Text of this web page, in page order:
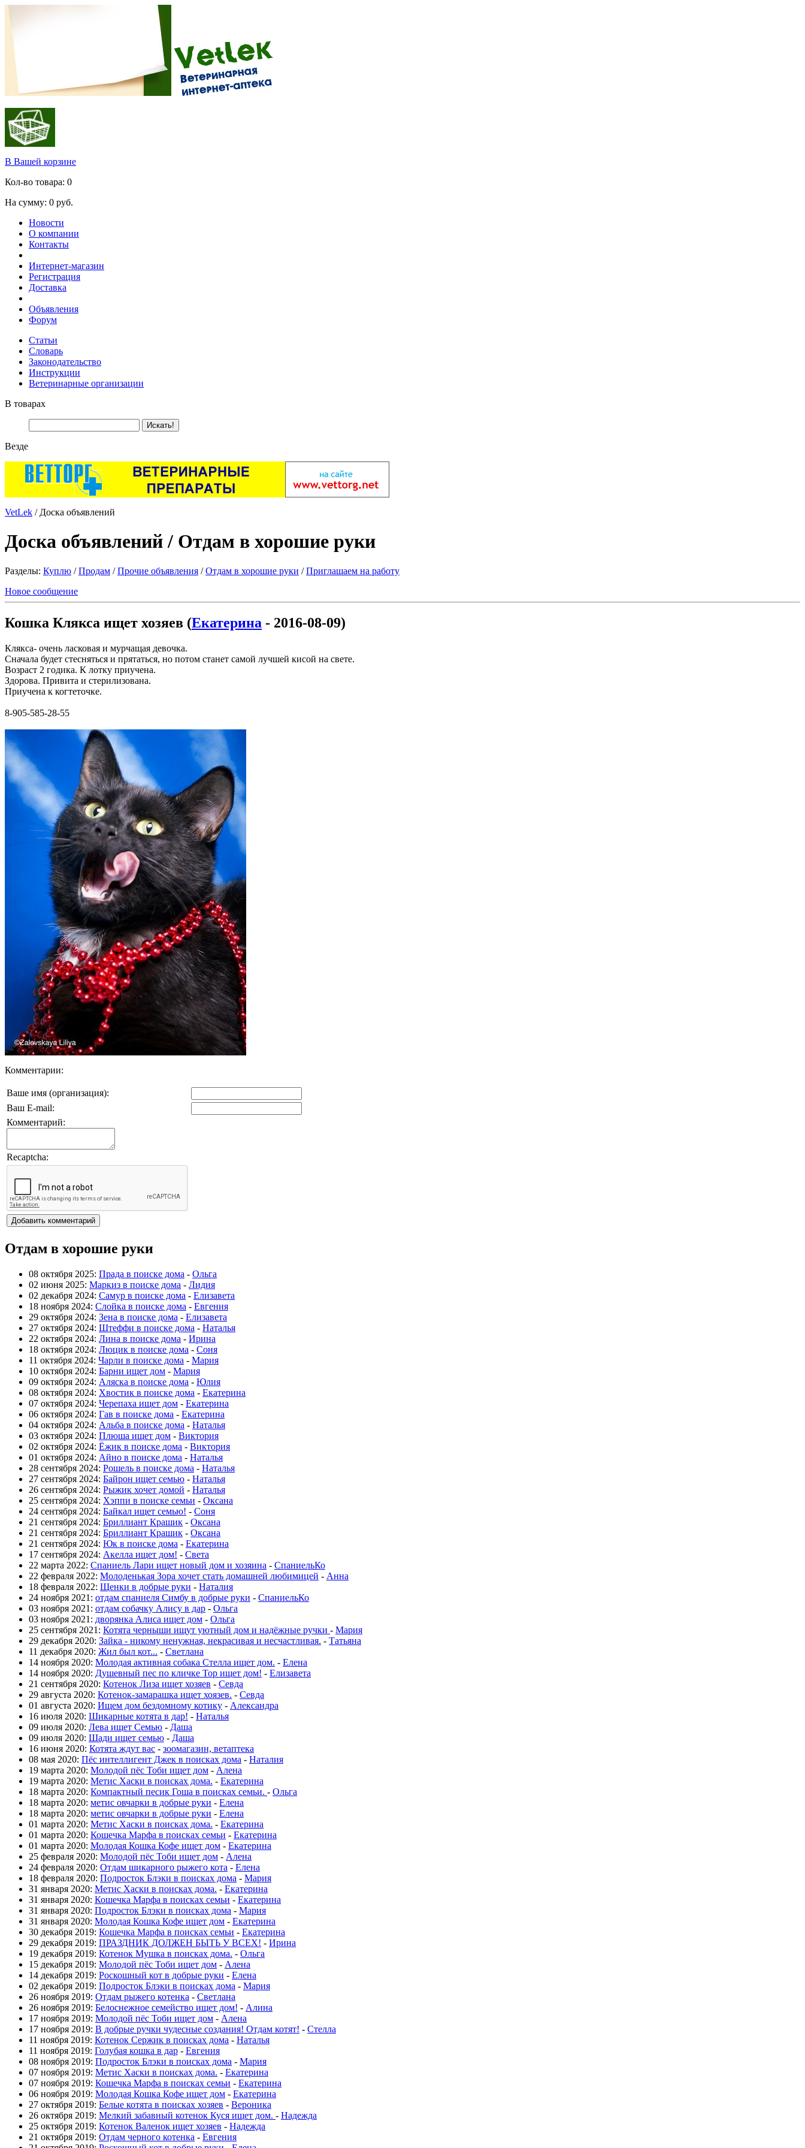
В Вашей корзине
Кол-во товара: 0
На сумму: 0 руб.
Новости
О компании
Контакты
Интернет-магазин
Регистрация
Доставка
Объявления
Форум
Статьи
Словарь
Законодательство
Инструкции
Ветеринарные организации
В товарах
Везде
VetLek / Доска объявлений
Доска объявлений / Отдам в хорошие руки
Разделы: Куплю /Продам /Прочие объявления /Отдам в хорошие руки /Приглашаем на работу
Новое сообщение
Кошка Клякса ищет хозяев (Екатерина - 2016-08-09)
Клякса- очень ласковая и мурчащая девочка.
Сначала будет стесняться и прятаться, но потом станет самой лучшей кисой на свете.
Возраст 2 годика. К лотку приучена.
Здорова. Привита и стерилизована.
Приучена к когтеточке.
8-905-585-28-55
Комментарии:
Ваше имя (организация):
Ваш E-mail:
Комментарий:
Recaptcha:
Отдам в хорошие руки
08 октября 2025: Прада в поиске дома - Ольга
02 июня 2025: Маркиз в поиске дома - Лидия
02 декабря 2024: Самур в поиске дома - Елизавета
18 ноября 2024: Слойка в поиске дома - Евгения
29 октября 2024: Зена в поиске дома - Елизавета
27 октября 2024: Штеффи в поиске дома - Наталья
22 октября 2024: Лина в поиске дома - Ирина
18 октября 2024: Люцик в поиске дома - Соня
11 октября 2024: Чарли в поиске дома - Мария
10 октября 2024: Барни ищет дом - Мария
09 октября 2024: Аляска в поиске дома - Юлия
08 октября 2024: Хвостик в поиске дома - Екатерина
07 октября 2024: Черепаха ищет дом - Екатерина
06 октября 2024: Гав в поиске дома - Екатерина
04 октября 2024: Альба в поиске дома - Наталья
03 октября 2024: Плюша ищет дом - Виктория
02 октября 2024: Ёжик в поиске дома - Виктория
01 октября 2024: Айно в поиске дома - Наталья
28 сентября 2024: Рошель в поиске дома - Наталья
27 сентября 2024: Байрон ищет семью - Наталья
26 сентября 2024: Рыжик хочет домой - Наталья
25 сентября 2024: Хэппи в поиске семьи - Оксана
24 сентября 2024: Байкал ищет семью! - Соня
21 сентября 2024: Бриллиант Крашик - Оксана
21 сентября 2024: Бриллиант Крашик - Оксана
21 сентября 2024: Юк в поиске дома - Екатерина
17 сентября 2024: Акелла ищет дом! - Света
22 марта 2022: Спаниель Лари ищет новый дом и хозяина - СпаниельКо
22 февраля 2022: Молоденькая Зора хочет стать домашней любимицей - Анна
18 февраля 2022: Щенки в добрые руки - Наталия
24 ноября 2021: отдам спаниеля Симбу в добрые руки - СпаниельКо
03 ноября 2021: отдам собачку Алису в дар - Ольга
03 ноября 2021: дворянка Алиса ищет дом - Ольга
25 сентября 2021: Котята черныши ищут уютный дом и надёжные ручки - Мария
29 декабря 2020: Зайка - никому ненужная, некрасивая и несчастливая. - Татьяна
11 декабря 2020: Жил был кот... - Светлана
14 ноября 2020: Молодая активная собака Стелла ищет дом. - Елена
14 ноября 2020: Душевный пес по кличке Тор ищет дом! - Елизавета
21 сентября 2020: Котенок Лиза ищет хозяев - Севда
29 августа 2020: Котенок-замарашка ищет хоязев. - Севда
01 августа 2020: Ищем дом бездомному котику - Александра
16 июля 2020: Шикарные котята в дар! - Наталья
09 июля 2020: Лева ищет Семью - Даша
09 июля 2020: Шади ищет семью - Даша
16 июня 2020: Котята ждут вас - зоомагазин, ветаптека
08 мая 2020: Пёс интеллигент Джек в поисках дома - Наталия
19 марта 2020: Молодой пёс Тоби ищет дом - Алена
19 марта 2020: Метис Хаски в поисках дома. - Екатерина
18 марта 2020: Компактный песик Гоша в поисках семьи. - Ольга
18 марта 2020: метис овчарки в добрые руки - Елена
18 марта 2020: метис овчарки в добрые руки - Елена
01 марта 2020: Метис Хаски в поисках дома. - Екатерина
01 марта 2020: Кошечка Марфа в поисках семьи - Екатерина
01 марта 2020: Молодая Кошка Кофе ищет дом - Екатерина
25 февраля 2020: Молодой пёс Тоби ищет дом - Алена
24 февраля 2020: Отдам шикарного рыжего кота - Елена
18 февраля 2020: Подросток Блэки в поисках дома - Мария
31 января 2020: Метис Хаски в поисках дома. - Екатерина
31 января 2020: Кошечка Марфа в поисках семьи - Екатерина
31 января 2020: Подросток Блэки в поисках дома - Мария
31 января 2020: Молодая Кошка Кофе ищет дом - Екатерина
30 декабря 2019: Кошечка Марфа в поисках семьи - Екатерина
29 декабря 2019: ПРАЗДНИК ДОЛЖЕН БЫТЬ У ВСЕХ! - Ирина
19 декабря 2019: Котенок Мушка в поисках дома. - Ольга
15 декабря 2019: Молодой пёс Тоби ищет дом - Алена
14 декабря 2019: Роскошный кот в добрые руки - Елена
02 декабря 2019: Подросток Блэки в поисках дома - Мария
26 ноября 2019: Отдам рыжего котенка - Светлана
26 ноября 2019: Белоснежное семейство ищет дом! - Алина
17 ноября 2019: Молодой пёс Тоби ищет дом - Алена
17 ноября 2019: В добрые ручки чудесные создания! Отдам котят! - Стелла
11 ноября 2019: Котенок Сержик в поисках дома - Наталья
11 ноября 2019: Голубая кошка в дар - Евгения
08 ноября 2019: Подросток Блэки в поисках дома - Мария
07 ноября 2019: Метис Хаски в поисках дома. - Екатерина
07 ноября 2019: Кошечка Марфа в поисках семьи - Екатерина
06 ноября 2019: Молодая Кошка Кофе ищет дом - Екатерина
27 октября 2019: Белые котята в поисках хозяев - Вероника
26 октября 2019: Мелкий забавный котенок Куся ищет дом. - Надежда
25 октября 2019: Котенок Валенок ищет хозяев - Надежда
21 октября 2019: Отдам черного котенка - Евгения